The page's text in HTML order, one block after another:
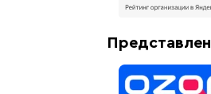
Отопительное оборудование